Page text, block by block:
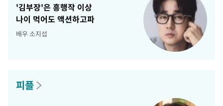
'김부장'은 흥행작 이상
나이 먹어도 액션하고파
배우 소지섭
피플